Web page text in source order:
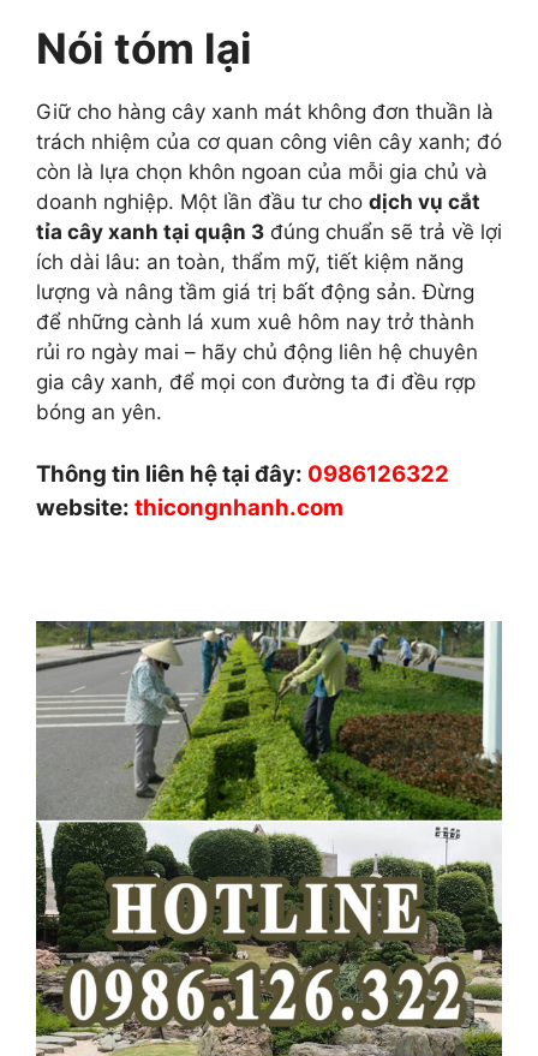
Nói tóm lại
Giữ cho hàng cây xanh mát không đơn thuần là
trách nhiệm của cơ quan công viên cây xanh; đó
còn là lựa chọn khôn ngoan của mỗi gia chủ và
doanh nghiệp. Một lần đầu tư cho dịch vụ cắt
tỉa cây xanh tại quận 3 đúng chuẩn sẽ trả về lợi
ích dài lâu: an toàn, thẩm mỹ, tiết kiệm năng
lượng và nâng tầm giá trị bất động sản. Đừng
để những cành lá xum xuê hôm nay trở thành
rủi ro ngày mai – hãy chủ động liên hệ chuyên
gia cây xanh, để mọi con đường ta đi đều rợp
bóng an yên.
Thông tin liên hệ tại đây: 0986126322
website: thicongnhanh.com